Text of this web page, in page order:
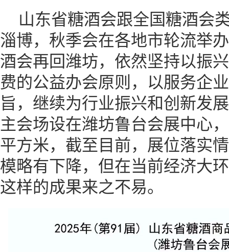
山东省糖酒会跟全国糖酒会
淄博，秋季会在各地市轮流举
酒会再回潍坊，依然坚持以振
费的公益办会原则，以服务企
旨，继续为行业振兴和创新发
主会场设在潍坊鲁台会展中心
平方米，截至目前，展位落实
模略有下降，但在当前经济大
这样的成果来之不易。